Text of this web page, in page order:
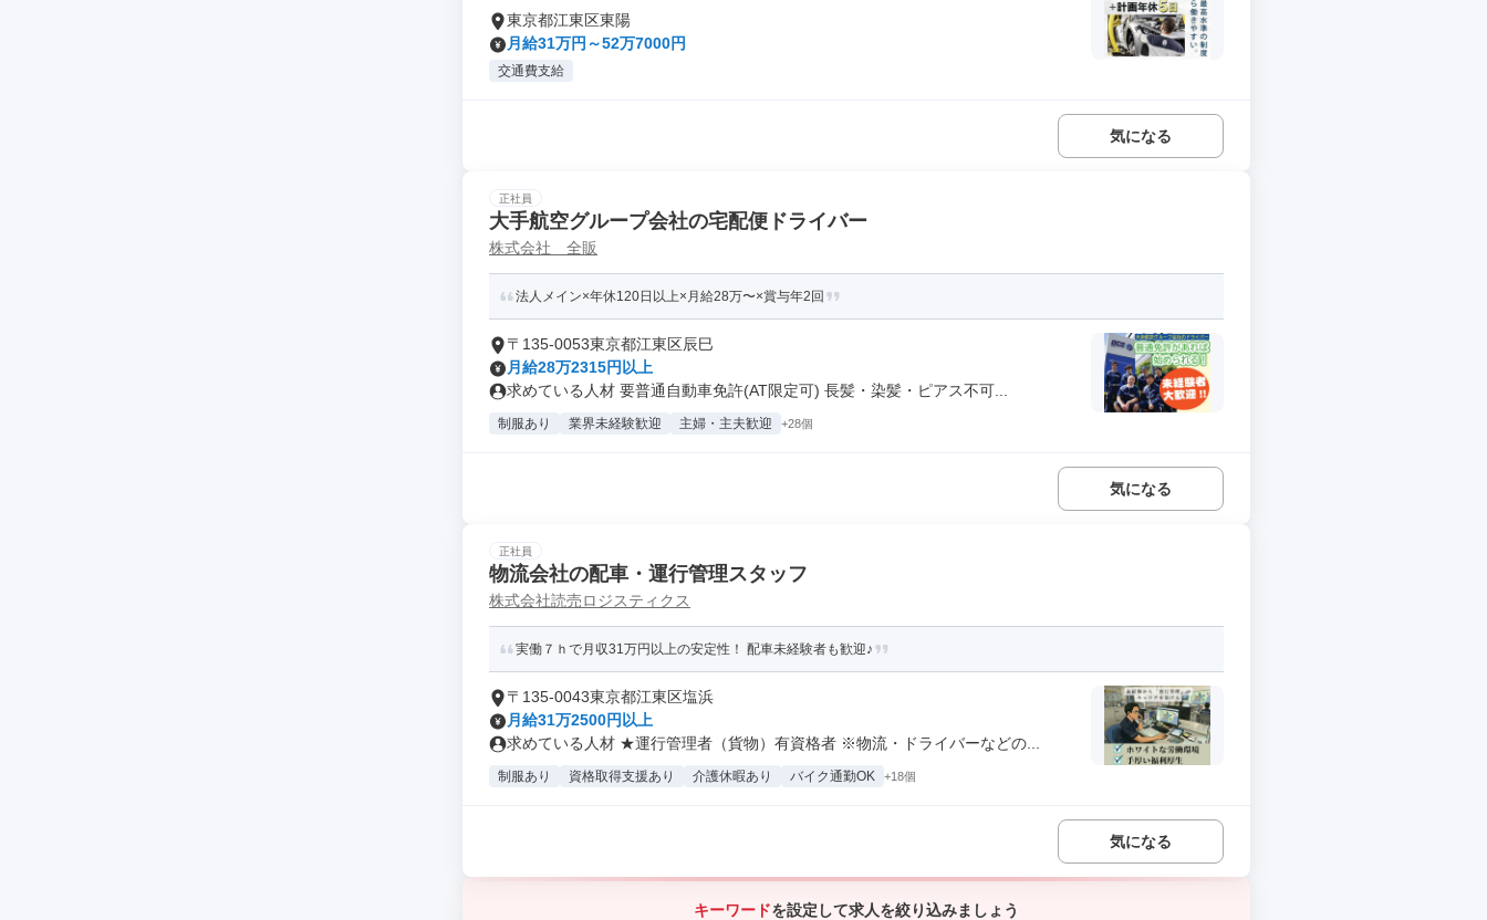
東京都江東区東陽
月給31万円～52万7000円
交通費支給
気になる
正社員
大手航空グループ会社の宅配便ドライバー
株式会社 全販
法人メイン×年休120日以上×月給28万〜×賞与年2回
〒135-0053東京都江東区辰巳
月給28万2315円以上
求めている人材 要普通自動車免許(AT限定可) 長髪・染髪・ピアス不可...
制服あり 業界未経験歓迎 主婦・主夫歓迎 +28個
気になる
正社員
物流会社の配車・運行管理スタッフ
株式会社読売ロジスティクス
実働７ｈで月収31万円以上の安定性！ 配車未経験者も歓迎♪
〒135-0043東京都江東区塩浜
月給31万2500円以上
求めている人材 ★運行管理者（貨物）有資格者 ※物流・ドライバーなどの...
制服あり 資格取得支援あり 介護休暇あり バイク通勤OK +18個
気になる
キーワードを設定して求人を絞り込みましょう